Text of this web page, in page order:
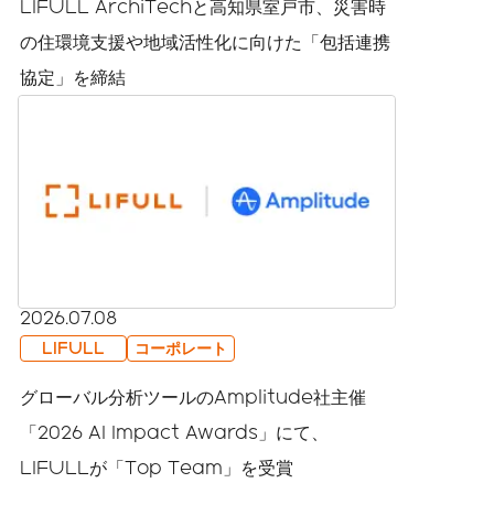
LIFULL ArchiTechと高知県室戸市、災害時
の住環境支援や地域活性化に向けた「包括連携
協定」を締結
2026.07.08
LIFULL コーポレート
グローバル分析ツールのAmplitude社主催
「2026 AI Impact Awards」にて、
LIFULLが「Top Team」を受賞